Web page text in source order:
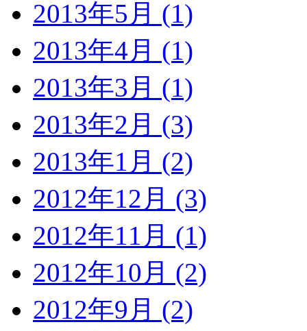
2013年5月 (1)
2013年4月 (1)
2013年3月 (1)
2013年2月 (3)
2013年1月 (2)
2012年12月 (3)
2012年11月 (1)
2012年10月 (2)
2012年9月 (2)